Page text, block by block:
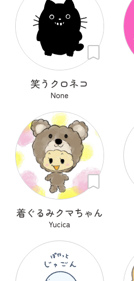
笑うクロネコ
None
着ぐるみクマちゃん
Yucica